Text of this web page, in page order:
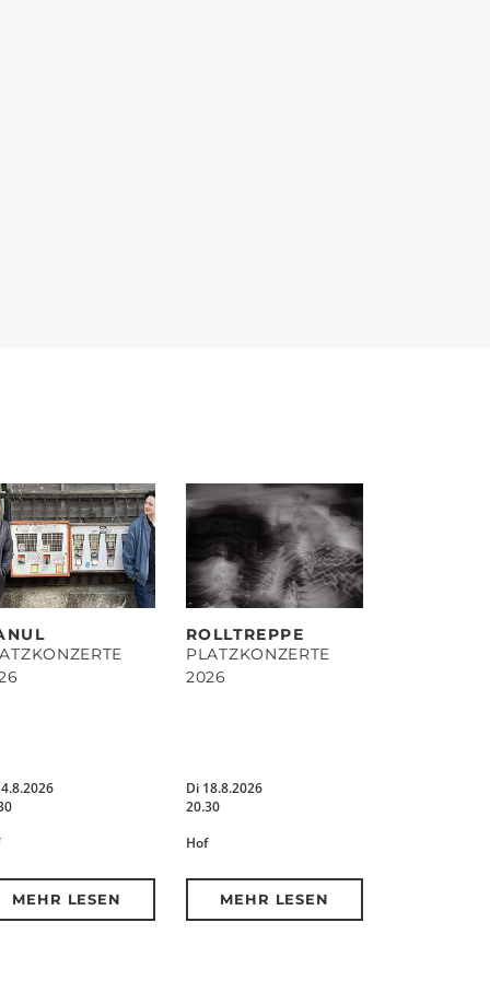
MEHR LESEN
ROLLTREPPE
PLATZKONZERTE
2026
Di 18.8.2026
20.30
Hof
MEHR LESEN